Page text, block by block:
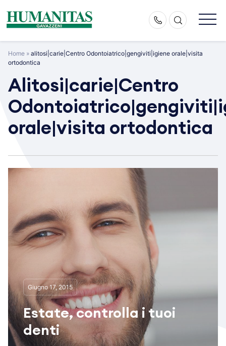
content
Home » alitosi|carie|Centro Odontoiatrico|gengiviti|igiene orale|visita
ortodontica
Alitosi|carie|Centro
orale|visita ortodontica
Giugno 17, 2015
Estate, controlla i tuoi
denti